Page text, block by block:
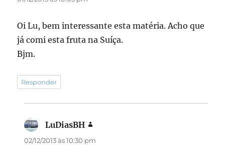
Oi Lu, bem interessante esta matéria. Acho que
já comi esta fruta na Suíça.
Bjm.
Responder
LuDiasBH
02/12/2013 às 10:30 pm